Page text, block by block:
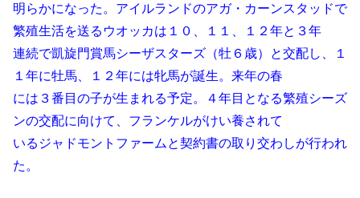
明らかになった。アイルランドのアガ・カーンスタッドで
繁殖生活を送るウオッカは１０、１１、１２年と３年
連続で凱旋門賞馬シーザスターズ（牡６歳）と交配し、１
１年に牡馬、１２年には牝馬が誕生。来年の春
には３番目の子が生まれる予定。４年目となる繁殖シーズ
ンの交配に向けて、フランケルがけい養されて
いるジャドモントファームと契約書の取り交わしが行われ
た。